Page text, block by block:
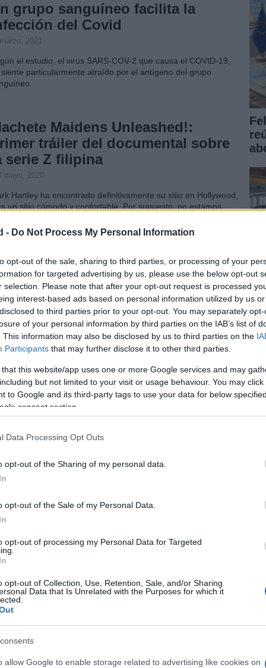
- Do Not Process My Personal Information
opt-out of the sale, sharing to third parties, or processing of your
for targeted advertising by us, please use the below opt-out
selection. Please note that after your opt-out request is processed
interest-based ads based on personal information utilized by us
to third parties prior to your opt-out. You may separately
of your personal information by third parties on the IAB’s list of
This information may also be disclosed by us to third parties on the
Participants that may further disclose it to other third parties.
that this website/app uses one or more Google services and may
but not limited to your visit or usage behaviour. You may
to Google and its third-party tags to use your data for below
consent section.
Data Processing Opt Outs
opt-out of the Sharing of my personal data.
opt-out of the Sale of my Personal Data.
opt-out of processing my Personal Data for Targeted
opt-out of Collection, Use, Retention, Sale, and/or Sharing
Data that Is Unrelated with the Purposes for which it
allow Google to enable storage related to advertising like cookies on
grupo sanguíneo facilita la
del Covid
2021
el estudio, el virus SARS-COV-2 que causa el COVID-19,
particularmente atraído por el antígeno del grupo
Maidens Unleashed!:
tráiler del documental sobre
serie Z filipina
mayo, 2020
Hartley ha encontrado definitivamente su sitio en Hollywood,
un sitio cómodo y confortable. Por supuesto, no estamos
pero sí de uno de los directores de documental…
Warrior's Way: Nuevo clip
para mayores de 18 años
mayo, 2020
Warrior’s Way puede parecer dirigida a ratos con demasiada
incluso algunos se echarán para atrás al ver tanto
chroma, pero algunos estamos sorprendidos con su estilo
El filme se estrenará este viernes en EEUU y su…
World ya tiene fecha de estreno
Europa
mayo, 2020
en Europa. Tal como se anunció ayer, la esperada
Así se aseguró en la prensa…
su modo de juego
mayo, 2020
hace falta presentación para Madworld, la esperanza de la Wii
atraer a aquellos jugadores a los que nos gusta más utilizar
Este genial trailer…
Floor: primeras imágenes de
nuevo shooter de zombies
mayo, 2020
Interactive anunció hace pocos días el shooter de
la